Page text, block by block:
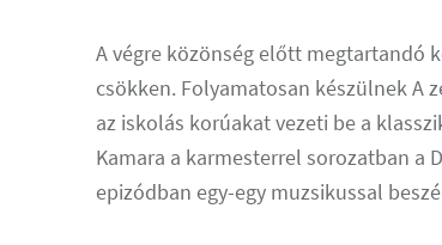
A végre közönség előtt megtartandó
csökken. Folyamatosan készülnek A
az iskolás korúakat vezeti be a
Kamara a karmesterrel sorozatban a
epizódban egy-egy muzsikussal